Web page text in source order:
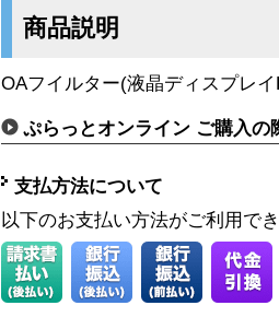
商品説明
OAフイルター(液晶ディスプレ
ぷらっとオンライン ご購入の
支払方法について
以下のお支払い方法がご利用で